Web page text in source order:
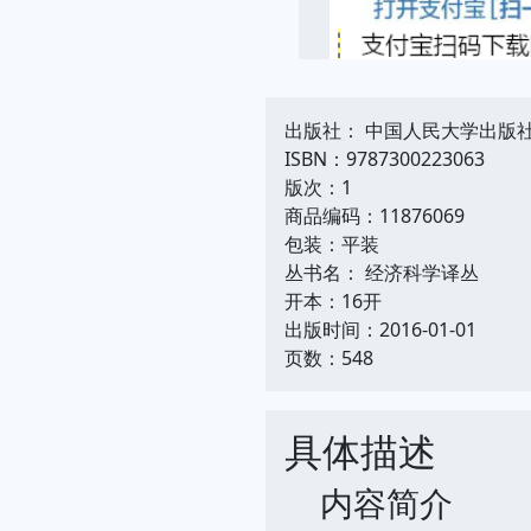
出版社： 中国人民大学出版
ISBN：9787300223063
版次：1
商品编码：11876069
包装：平装
丛书名： 经济科学译丛
开本：16开
出版时间：2016-01-01
页数：548
具体描述
内容简介